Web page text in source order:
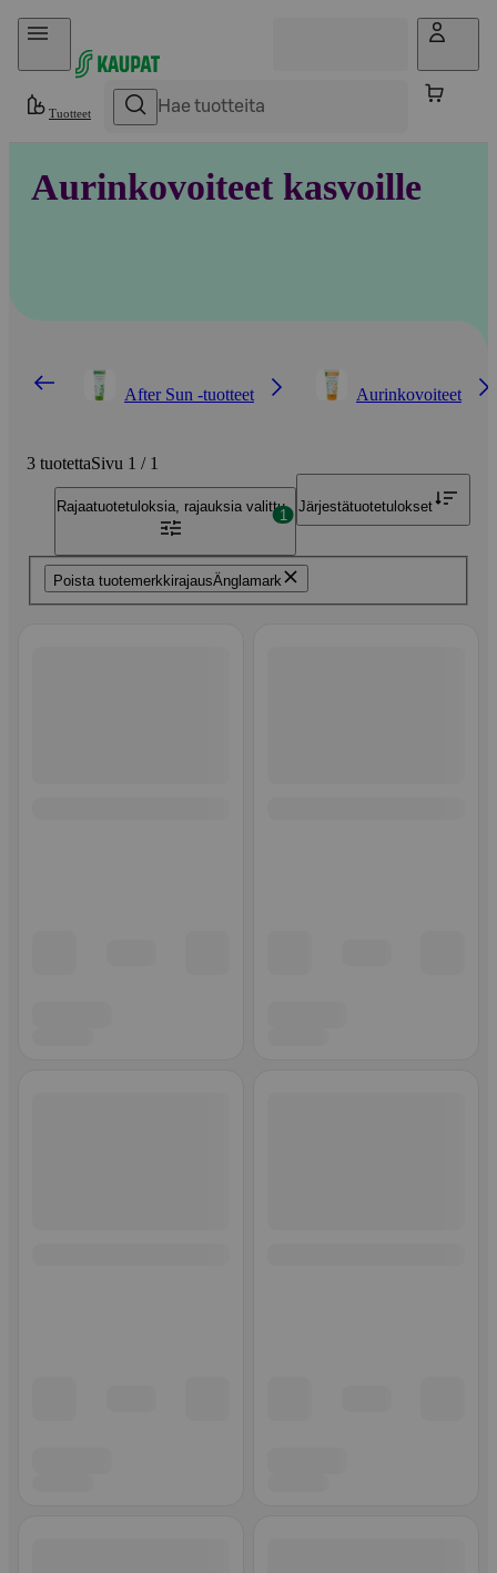
Hyppää sisältöön
Tuotteet
Aurinkovoiteet kasvoille
After Sun -tuotteet Aurinkovoiteet
3 tuotettaSivu 1 / 1
Poista tuotemerkkirajausÄnglamark
Rajaatuotetuloksia, rajauksia valittu
1
Järjestätuotetulokset